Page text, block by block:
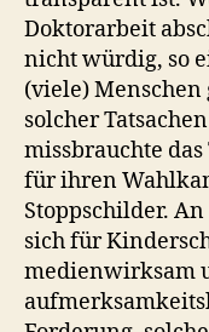
Doktorarbeit
nicht würdig, so
(viele) Menschen
solcher
missbrauchte
für ihren
Stoppschilder.
sich für
medienwirksam